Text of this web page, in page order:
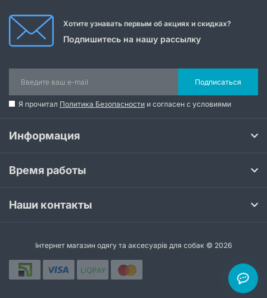
Хотите узнавать первым об акциях и скидках?
Подпишитесь на нашу рассылку
Подписаться
Я прочитал Политика Безопасности и согласен с условиями
Информация
Время работы
Наши контакты
Інтернет магазин одягу та аксесуарів для собак © 2026